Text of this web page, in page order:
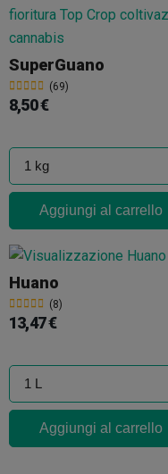
SuperGuano
(69)
8,50 €
Aggiungi al carrello
Huano
(8)
13,47 €
Aggiungi al carrello